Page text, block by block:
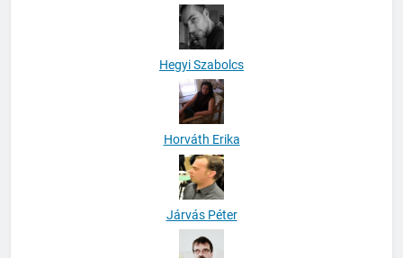
Hegyi Szabolcs
Horváth Erika
Járvás Péter